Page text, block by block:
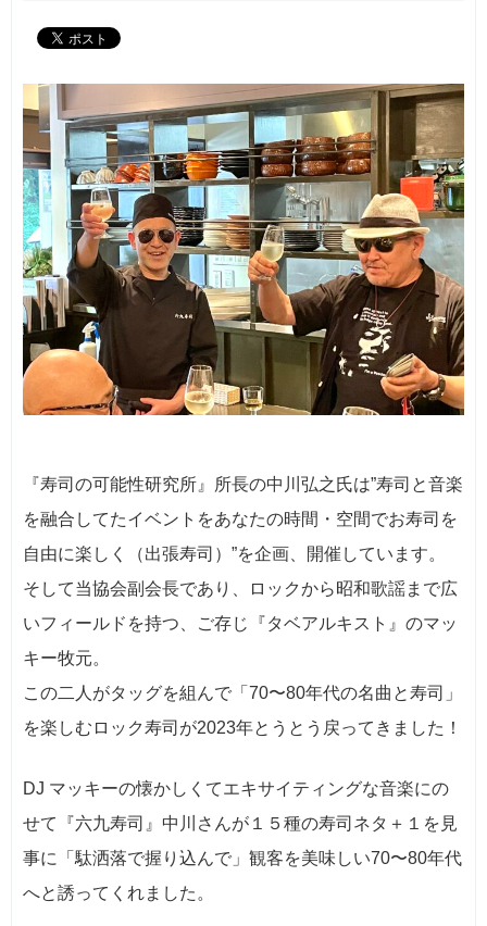
『寿司の可能性研究所』所長の中川弘之氏は”寿司と音楽
を融合してたイベントをあなたの時間・空間でお寿司を
自由に楽しく（出張寿司）”を企画、開催しています。
そして当協会副会長であり、ロックから昭和歌謡まで広
いフィールドを持つ、ご存じ『タベアルキスト』のマッ
キー牧元。
この二人がタッグを組んで「70〜80年代の名曲と寿司」
を楽しむロック寿司が2023年とうとう戻ってきました！
DJ マッキーの懐かしくてエキサイティングな音楽にの
せて『六九寿司』中川さんが１５種の寿司ネタ＋１を見
事に「駄洒落で握り込んで」観客を美味しい70〜80年代
へと誘ってくれました。